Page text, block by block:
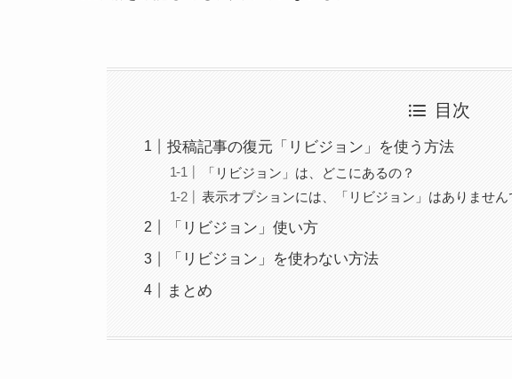
目次
投稿記事の復元「リビジョン」を使う方法
「リビジョン」は、どこにあるの？
表示オプションには、「リビジョン」はありません
「リビジョン」使い方
「リビジョン」を使わない方法
まとめ